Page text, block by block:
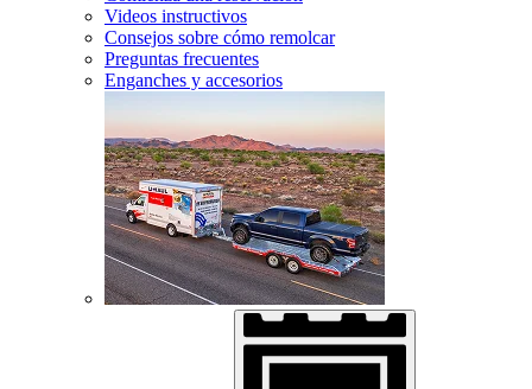
Videos instructivos
Consejos sobre cómo remolcar
Preguntas frecuentes
Enganches y accesorios